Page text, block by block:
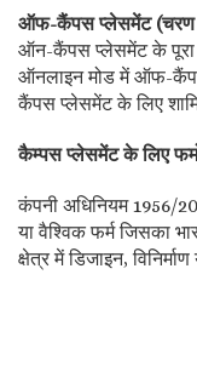
ऑफ-कैंपस प्लेसमेंट (चरण
ऑन-कैंपस प्लेसमेंट के पूरा
ऑनलाइन मोड में ऑफ-
कैंपस प्लेसमेंट के लिए
कैम्पस प्लेसमेंट के लिए
कंपनी अधिनियम 1956/
या वैश्विक फर्म जिसका
क्षेत्र में डिजाइन,